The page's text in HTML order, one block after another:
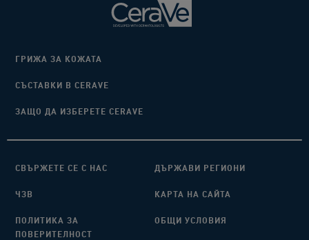
ГРИЖА ЗА КОЖАТА
СЪСТАВКИ В CERAVE
ЗАЩО ДА ИЗБЕРЕТЕ CERAVE
СВЪРЖЕТЕ СЕ С НАС ДЪРЖАВИ РЕГИОНИ
ЧЗВ КАРТА НА САЙТА
ПОЛИТИКА ЗА
ПОВЕРИТЕЛНОСТ
ОБЩИ УСЛОВИЯ